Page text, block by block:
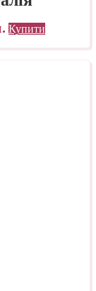
Купити